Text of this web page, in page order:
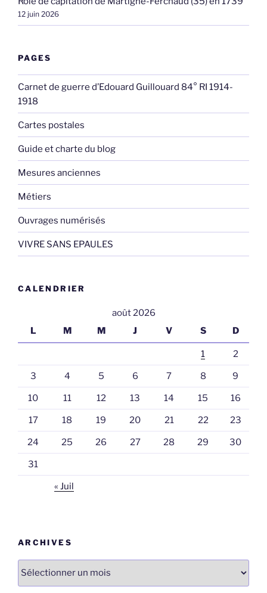
12 juin 2026
PAGES
Carnet de guerre d’Edouard Guillouard 84° RI 1914-
1918
Cartes postales
Guide et charte du blog
Mesures anciennes
Métiers
Ouvrages numérisés
VIVRE SANS EPAULES
CALENDRIER
août 2026
L
M M J V S D
1 2
3 4 5 6 7 8 9
10 11 12 13 14 15 16
17 18 19 20 21 22 23
24 25 26 27 28 29 30
31
« Juil
ARCHIVES